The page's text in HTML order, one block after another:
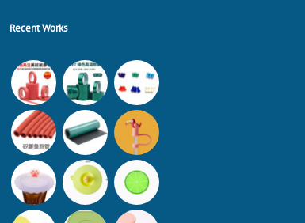
Recent Works